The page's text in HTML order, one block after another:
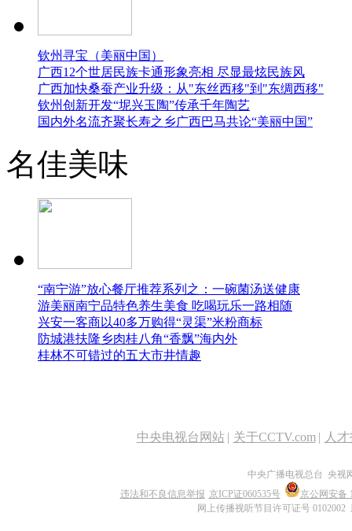
钦州寻宝（美丽中国）
广西12个世居民族卡通形象亮相 尽显最炫民族风
广西加快桑蚕产业升级：从"东丝西移"到"东绸西移"
钦州创新开发“坭兴玉陶”传承千年陶艺
国内外名流齐聚长寿之乡广西巴马共论“美丽中国”
名佳美味
“南宁游”放心餐厅推荐系列之：一碗菌汤送健康
游美丽南宁品特色养生美食 吃喝玩乐一路相随
兴安一客商以40多万购得“灵渠”米粉商标
防城港扶隆乡肉桂八角“香飘”海内外
桂林不可错过的五大市井情趣
中央电视台网站 | 关于CCTV.com | 人
中央广播电视总台 央视
违法和不良信息举报 京ICP证060535号
京公网安备
网上传播视听节目许可证号 0102002